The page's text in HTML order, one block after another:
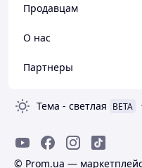
Продавцам
О нас
Партнеры
Тема - светлая BETA
© Prom.ua —